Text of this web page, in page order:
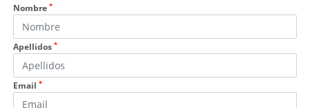
Nombre *
Apellidos *
Email *